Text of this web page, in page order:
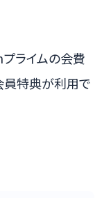
ライムの会費
員特典が利用で